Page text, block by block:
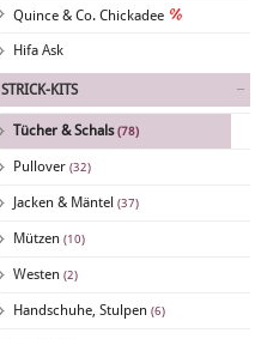
Quince & Co. Chickadee
Hifa Ask
STRICK-KITS
Tücher & Schals(78)
Pullover (32)
Jacken & Mäntel (37)
Mützen (10)
Westen (2)
Handschuhe, Stulpen (6)